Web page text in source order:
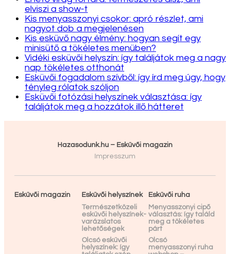
elviszi a show-t
Kis menyasszonyi csokor: apró részlet, ami
nagyot dob a megjelenésen
Kis esküvő nagy élmény: hogyan segít egy
minisütő a tökéletes menüben?
Vidéki esküvői helyszín: így találjátok meg a nagy
nap tökéletes otthonát
Esküvői fogadalom szívből: így írd meg úgy, hogy
tényleg rólatok szóljon
Esküvői fotózási helyszínek választása: így
találjátok meg a hozzátok illő hátteret
Hazasodunk.hu – Esküvői magazin
Impresszum
Esküvői magazin
Esküvői helyszínek
Természetközeli
esküvői helyszínek-
varázslatos
lehetőségek
Olcsó esküvői
helyszínek: így
Esküvői ruha
Menyasszonyi cipő
választás: így találd
meg a tökéletes
párt
Olcsó
menyasszonyi ruha